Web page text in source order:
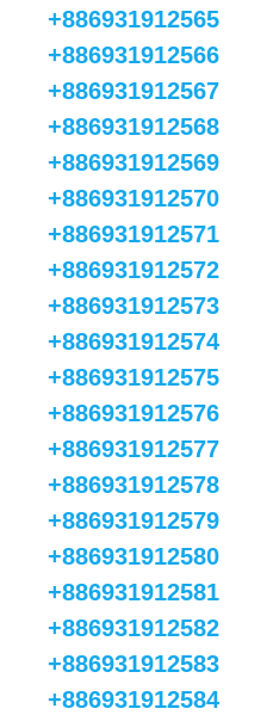
+886931912565
+886931912566
+886931912567
+886931912568
+886931912569
+886931912570
+886931912571
+886931912572
+886931912573
+886931912574
+886931912575
+886931912576
+886931912577
+886931912578
+886931912579
+886931912580
+886931912581
+886931912582
+886931912583
+886931912584